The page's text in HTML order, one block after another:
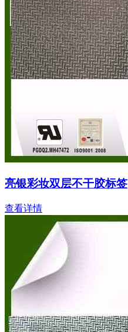
亮银彩妆双层不干胶标签
查看详情